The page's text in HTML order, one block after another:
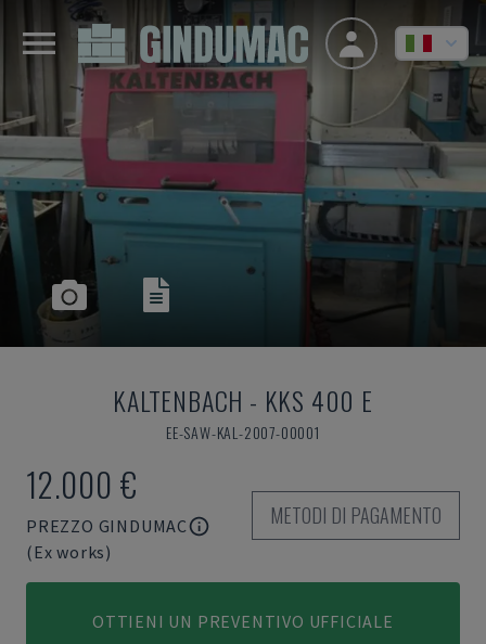
KALTENBACH - KKS 400 E
EE-SAW-KAL-2007-00001
12.000 €
PREZZO GINDUMAC
(Ex works)
METODI DI PAGAMENTO
OTTIENI UN PREVENTIVO UFFICIALE